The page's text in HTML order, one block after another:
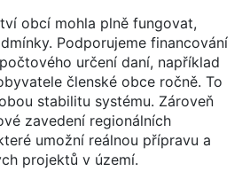
obcí mohla plně fungovat,
Podporujeme financování
určení daní, například
členské obce ročně. To
stabilitu systému. Zároveň
zavedení regionálních
umožní reálnou přípravu a
projektů v území.